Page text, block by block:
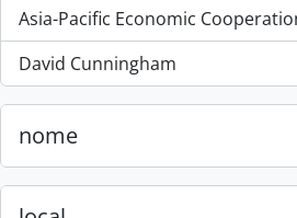
Asia-Pacific Economic
, 55 resultados
David Cunningham
, 51 resultados
nome